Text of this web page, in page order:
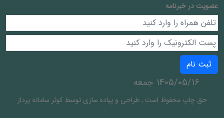
عضویت در خبرنامه
ثبت نام
1405/05/16 جمعه
حق چاپ محفوظ است ,طراحی و پیاده سازی توسطکوثر سامانه پرداز